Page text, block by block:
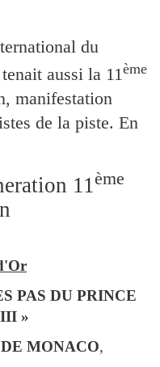
du
aussi la 11 ème
manifestation
de la piste. En
11ème
PAS DU PRINCE
»
MONACO,